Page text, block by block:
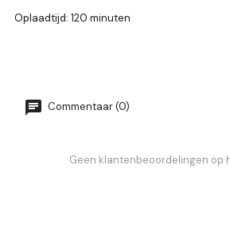
Oplaadtijd: 120 minuten
Commentaar (0)
Geen klantenbeoordelingen op